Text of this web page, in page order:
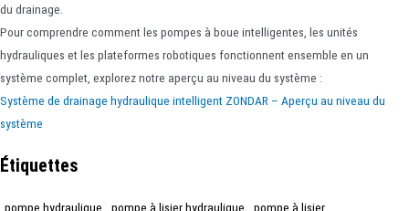
du drainage.
Pour comprendre comment les pompes à boue intelligentes, les unités
hydrauliques et les plateformes robotiques fonctionnent ensemble en un
système complet, explorez notre aperçu au niveau du système :
Système de drainage hydraulique intelligent ZONDAR – Aperçu au niveau du
système
Étiquettes
pompe hydraulique pompe à lisier hydraulique pompe à lisier